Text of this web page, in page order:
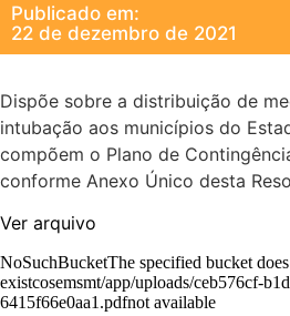
Publicado em:
22 de dezembro de 2021
Dispõe sobre a distribuição de
intubação aos municípios do
compõem o Plano de
conforme Anexo Único desta
Ver arquivo